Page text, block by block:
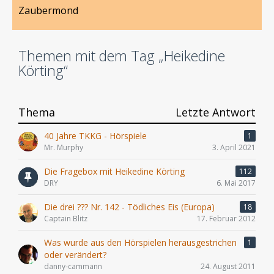
Zaubermond
Themen mit dem Tag „Heikedine
Körting“
Thema Letzte Antwort
40 Jahre TKKG - Hörspiele
1
Mr. Murphy
3. April 2021
Die Fragebox mit Heikedine Körting
112
DRY
6. Mai 2017
Die drei ??? Nr. 142 - Tödliches Eis (Europa)
18
Captain Blitz
17. Februar 2012
Was wurde aus den Hörspielen herausgestrichen
oder verändert?
1
danny-cammann 24. August 2011